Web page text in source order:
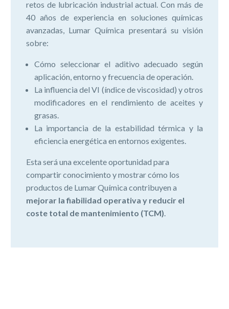
retos de lubricación industrial actual. Con más de
40 años de experiencia en soluciones químicas
avanzadas, Lumar Química presentará su visión
sobre:
Cómo seleccionar el aditivo adecuado según
aplicación, entorno y frecuencia de operación.
La influencia del VI (índice de viscosidad) y otros
modificadores en el rendimiento de aceites y
grasas.
La importancia de la estabilidad térmica y la
eficiencia energética en entornos exigentes.
Esta será una excelente oportunidad para
compartir conocimiento y mostrar cómo los
productos de Lumar Química contribuyen a
mejorar la fiabilidad operativa y reducir el
coste total de mantenimiento (TCM).